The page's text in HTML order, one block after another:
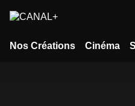
Nos Créations Cinéma